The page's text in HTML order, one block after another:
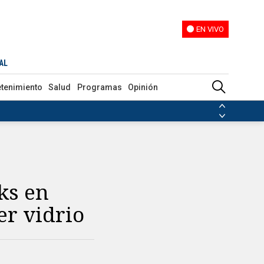
EN VIVO
Salud Programas Opinión
de las FARC
en
vidrio